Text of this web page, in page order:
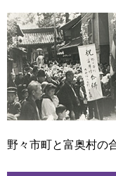
野々市町と富奥村の